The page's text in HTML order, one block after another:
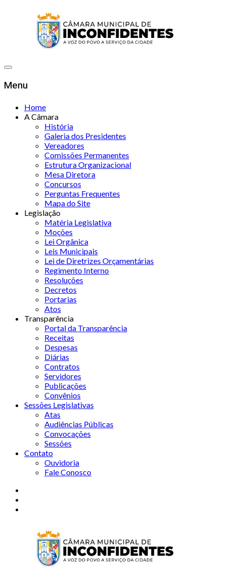
Menu
Home
A Câmara
História
Galeria dos Presidentes
Vereadores
Comissões Permanentes
Estrutura Organizacional
Mesa Diretora
Concursos
Perguntas Frequentes
Mapa do Site
Legislação
Matéria Legislativa
Moções
Lei Orgânica
Leis Municipais
Lei de Diretrizes Orçamentárias
Regimento Interno
Resoluções
Decretos
Portarias
Atos
Transparência
Portal da Transparência
Receitas
Despesas
Diárias
Contratos
Servidores
Publicações
Convênios
Sessões Legislativas
Atas
Audiências Públicas
Convocações
Sessões
Contato
Ouvidoria
Fale Conosco